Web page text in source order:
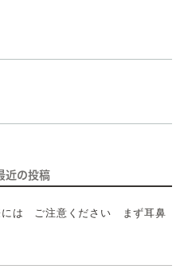
近の投稿
には ご注意ください まず耳鼻